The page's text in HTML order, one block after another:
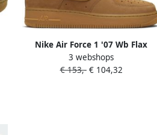
Nike Air Force 1 '07 Wb Flax
Wheat Gum Light Brown Black
Schoenmaat 44 1 2 Sneakers
3 webshops
€ 153,-€ 104,32